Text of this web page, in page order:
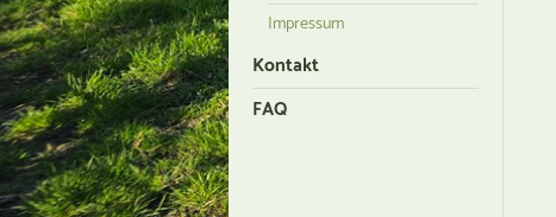
Impressum
Kontakt
FAQ